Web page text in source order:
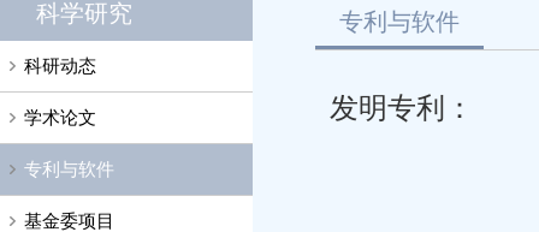
科学研究
科研动态
学术论文
专利与软件
基金委项目
专利与软件
发明专利：